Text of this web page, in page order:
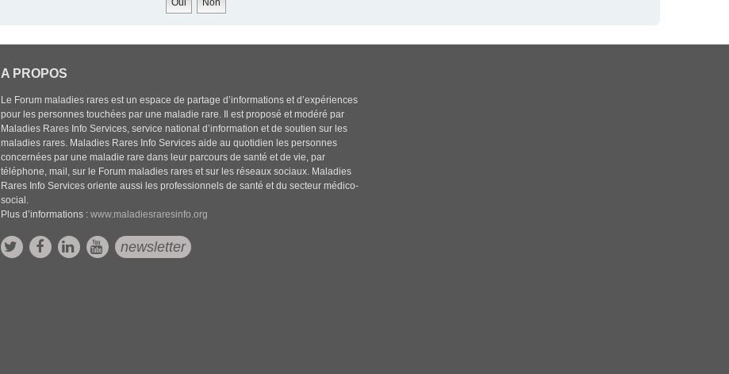
A PROPOS
Le Forum maladies rares est un espace de partage d’informations et d’expériences
pour les personnes touchées par une maladie rare. Il est proposé et modéré par
Maladies Rares Info Services, service national d’information et de soutien sur les
maladies rares. Maladies Rares Info Services aide au quotidien les personnes
concernées par une maladie rare dans leur parcours de santé et de vie, par
téléphone, mail, sur le Forum maladies rares et sur les réseaux sociaux. Maladies
Rares Info Services oriente aussi les professionnels de santé et du secteur médico-
social.
Plus d’informations :www.maladiesraresinfo.org
newsletter